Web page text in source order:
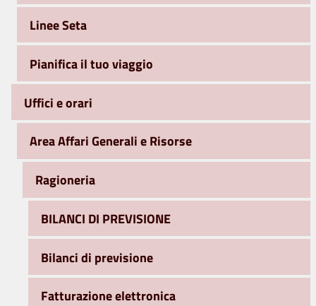
Linee Seta
Pianifica il tuo viaggio
Uffici e orari
Area Affari Generali e Risorse
Ragioneria
BILANCI DI PREVISIONE
Bilanci di previsione
Fatturazione elettronica